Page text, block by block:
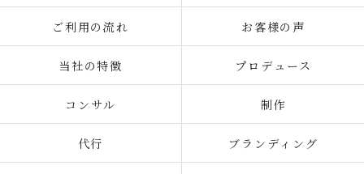
ご利用の流れ お客様の声
当社の特徴 プロデュース
コンサル 制作
代行 ブランディング